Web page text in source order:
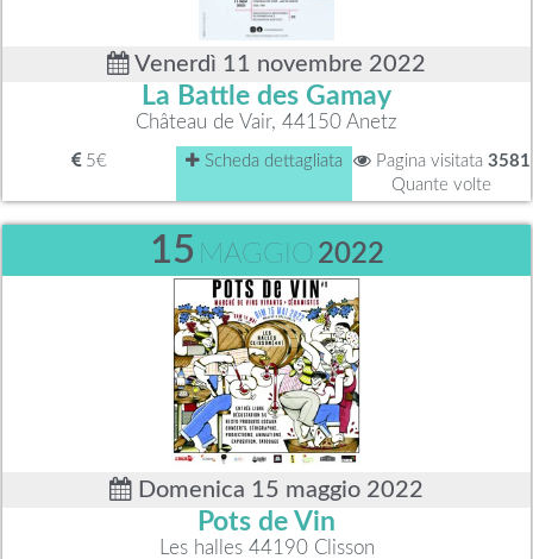
Venerdì 11 novembre 2022
La Battle des Gamay
Château de Vair, 44150 Anetz
5€ Scheda dettagliata Pagina visitata 3581
Quante volte
15 MAGGIO 2022
Domenica 15 maggio 2022
Pots de Vin
Les halles 44190 Clisson